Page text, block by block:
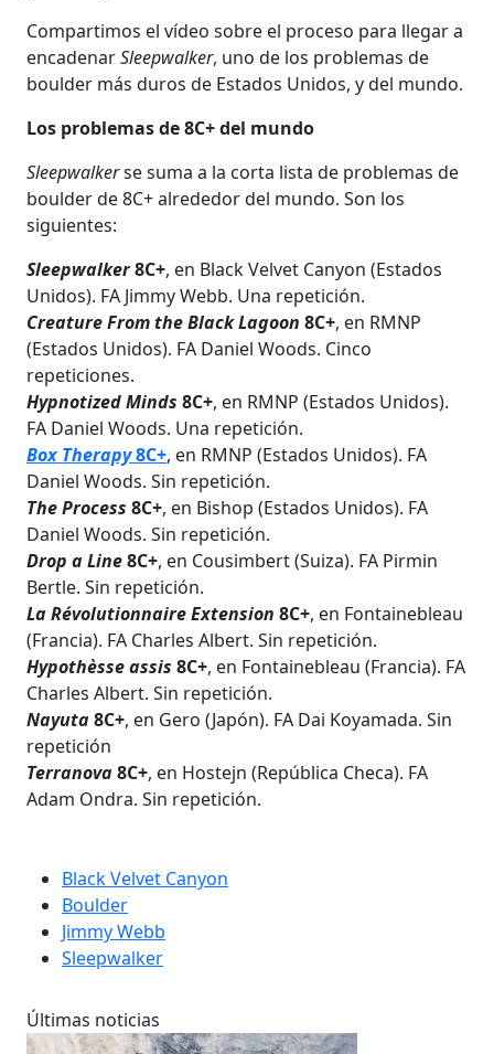
Compartimos el vídeo sobre el proceso para llegar a
encadenarSleepwalker, uno de los problemas de
boulder más duros de Estados Unidos, y del mundo.
Los problemas de 8C+ del mundo
Sleepwalkerse suma a la corta lista de problemas de
boulder de 8C+ alrededor del mundo. Son los
siguientes:
Sleepwalker8C+, en Black Velvet Canyon (Estados
Unidos). FA Jimmy Webb. Una repetición.
Creature From the Black Lagoon 8C+, en RMNP
(Estados Unidos). FA Daniel Woods. Cinco
repeticiones.
HypnotizedMinds 8C+, en RMNP (Estados Unidos).
FA Daniel Woods. Una repetición.
Box Therapy8C+, en RMNP (Estados Unidos). FA
Daniel Woods. Sin repetición.
The Process 8C+, en Bishop (Estados Unidos). FA
Daniel Woods. Sin repetición.
Drop a Line8C+, en Cousimbert (Suiza). FA Pirmin
Bertle. Sin repetición.
La Révolutionnaire Extension 8C+, en Fontainebleau
(Francia). FA Charles Albert. Sin repetición.
Hypothèsse assis 8C+, en Fontainebleau (Francia). FA
Charles Albert. Sin repetición.
Nayuta8C+, en Gero (Japón). FA Dai Koyamada. Sin
repetición
Terranova8C+, en Hostejn (República Checa). FA
Adam Ondra. Sin repetición.
Black Velvet Canyon
Boulder
Jimmy Webb
Sleepwalker
Últimas noticias